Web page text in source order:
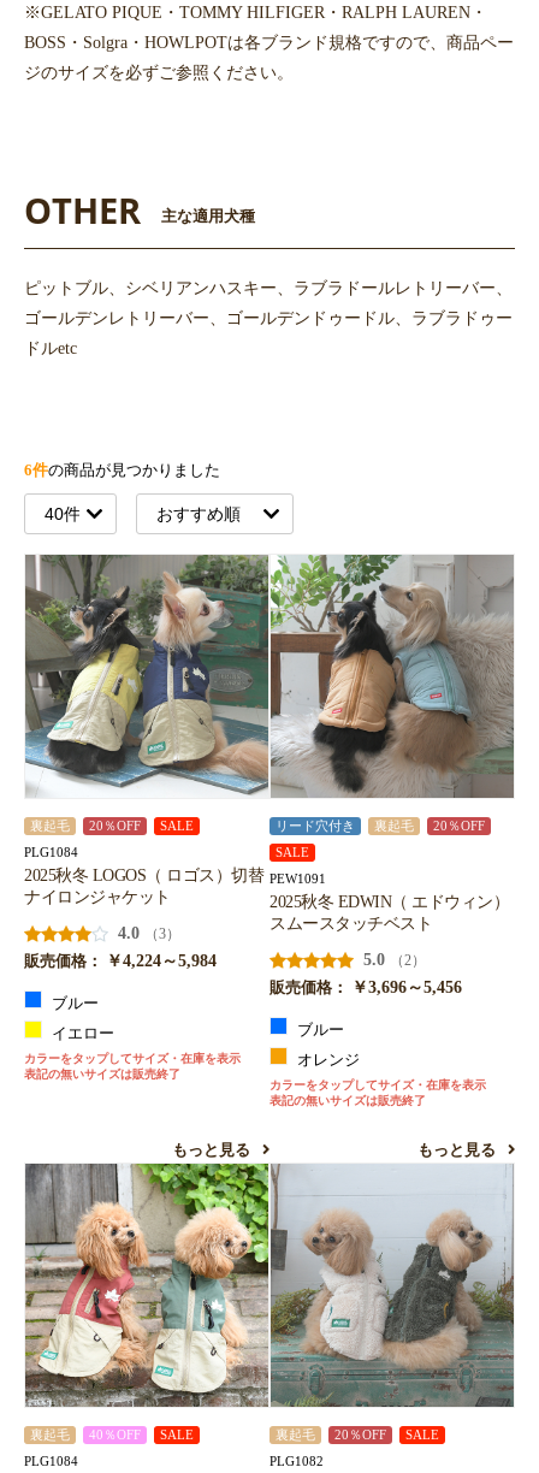
※GELATO PIQUE・TOMMY HILFIGER・RALPH LAUREN・
BOSS・Solgra・HOWLPOTは各ブランド規格ですので、商品ペー
ジのサイズを必ずご参照ください。
OTHER 主な適用犬種
ピットブル、シベリアンハスキー、ラブラドールレトリーバー、
ゴールデンレトリーバー、ゴールデンドゥードル、ラブラドゥー
ドルetc
6件の商品が見つかりました
裏起毛 20％OFF SALE
PLG1084
2025秋冬 LOGOS（ ロゴス）切替
ナイロンジャケット
4.0
（3）
販売価格：
￥4,224～5,984
ブルー
イエロー
カラーをタップしてサイズ・在庫を表示
表記の無いサイズは販売終了
もっと見る
リード穴付き 裏起毛
20％OFF
SALE
PEW1091
2025秋冬 EDWIN（ エドウィン）
スムースタッチベスト
5.0
（2）
販売価格：
￥3,696～5,456
ブルー
オレンジ
カラーをタップしてサイズ・在庫を表示
表記の無いサイズは販売終了
もっと見る
裏起毛 40％OFF SALE
PLG1084
裏起毛 20％OFF SALE
PLG1082